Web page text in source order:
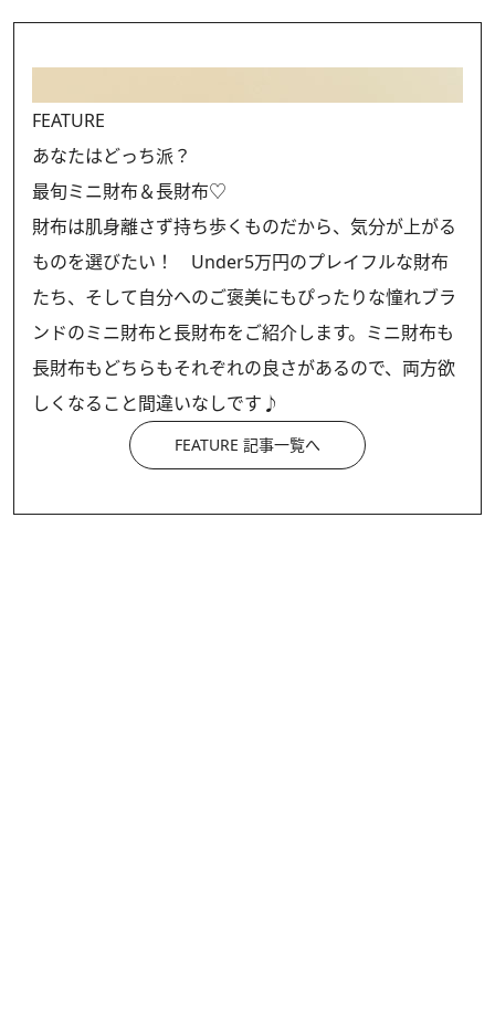
FEATURE
あなたはどっち派？
最旬ミニ財布＆長財布♡
財布は肌身離さず持ち歩くものだから、気分が上がる
ものを選びたい！ Under5万円のプレイフルな財布
たち、そして自分へのご褒美にもぴったりな憧れブラ
ンドのミニ財布と長財布をご紹介します。ミニ財布も
長財布もどちらもそれぞれの良さがあるので、両方欲
しくなること間違いなしです♪
FEATURE 記事一覧へ